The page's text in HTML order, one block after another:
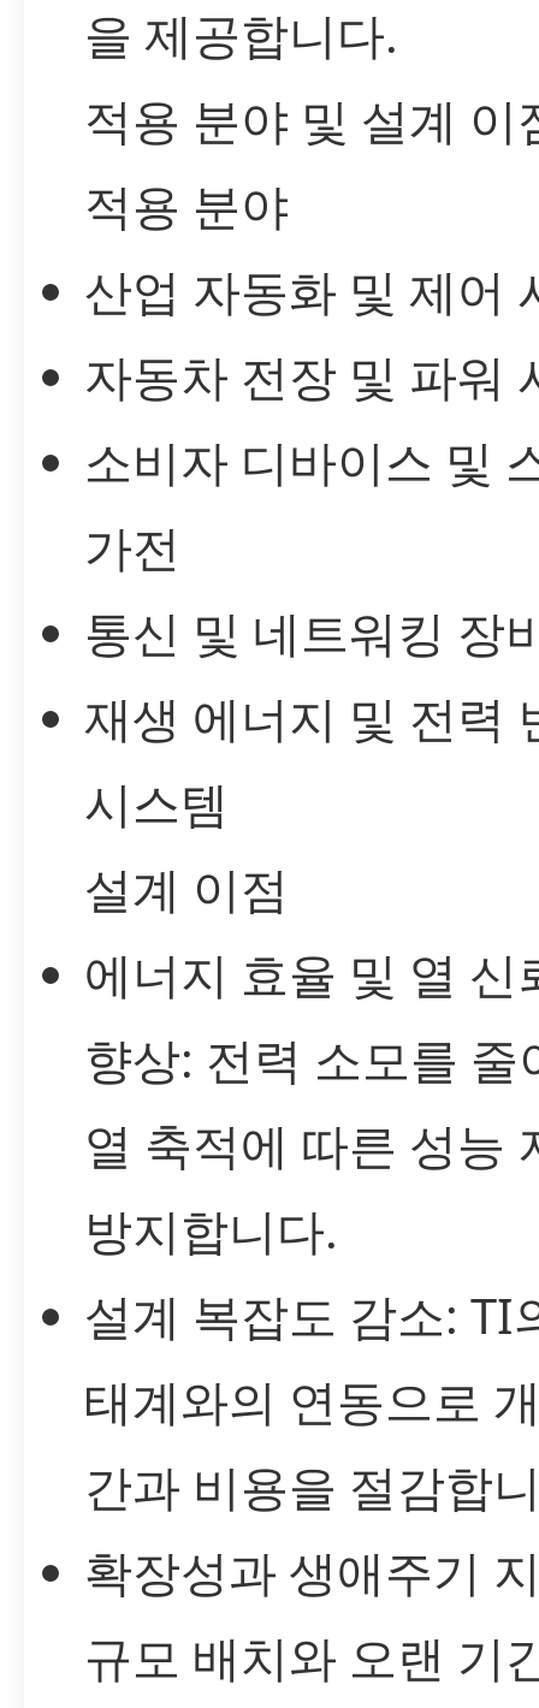
을 제공합니다.
적용 분야 및 설계 이
적용 분야
산업 자동화 및 제어
자동차 전장 및 파워
소비자 디바이스 및
가전
통신 및 네트워킹 장
재생 에너지 및 전력
시스템
설계 이점
에너지 효율 및 열 신
향상: 전력 소모를 줄
열 축적에 따른 성능
방지합니다.
설계 복잡도 감소: TI
태계와의 연동으로
간과 비용을 절감합
확장성과 생애주기
규모 배치와 오랜 기